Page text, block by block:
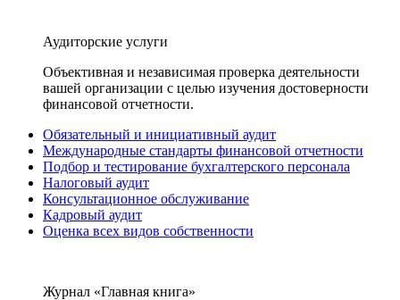
Аудиторские услуги
Объективная и независимая проверка деятельности
вашей организации с целью изучения достоверности
финансовой отчетности.
Обязательный и инициативный аудит
Международные стандарты финансовой отчетности
Подбор и тестирование бухгалтерского персонала
Налоговый аудит
Консультационное обслуживание
Кадровый аудит
Оценка всех видов собственности
Журнал «Главная книга»